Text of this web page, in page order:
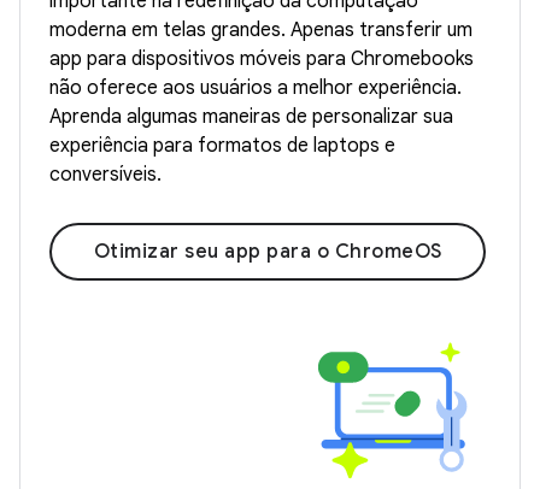
moderna em telas grandes. Apenas transferir um
app para dispositivos móveis para Chromebooks
não oferece aos usuários a melhor experiência.
Aprenda algumas maneiras de personalizar sua
experiência para formatos de laptops e
conversíveis.
Otimizar seu app para o ChromeOS